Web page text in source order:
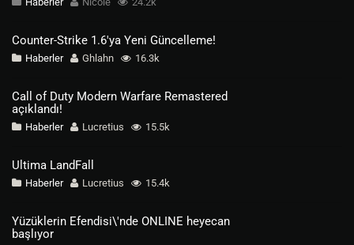
Counter-Strike 1.6'ya Yeni Güncelleme!
Haberler Ghlahn 16.3k
Call of Duty Modern Warfare Remastered
açıklandı!
Haberler Lucretius 15.5k
Ultima LandFall
Haberler Lucretius 15.4k
Yüzüklerin Efendisi\'nde ONLINE heyecan
başlıyor